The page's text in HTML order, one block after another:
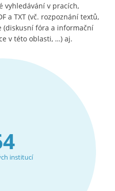
vyhledávání v pracích,
a TXT (vč. rozpoznání textů,
(diskusní fóra a informační
v této oblasti, …) aj.
institucí